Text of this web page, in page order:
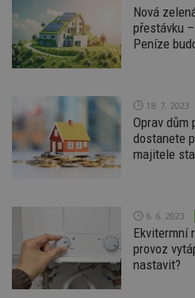
Nová
přestávku
Peníze
18. 7. 2023
Oprav dům
dostanete
majitele
6. 6. 2023
Ekvitermní
provoz
nastavit?